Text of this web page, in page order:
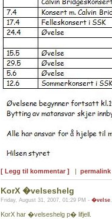
[ Legg til kommentar ] | permalink
KorX �velseshelg
Friday, August 31, 2007, 01:29 PM - �velse,
KorX har �velseshelg p� lifjell.